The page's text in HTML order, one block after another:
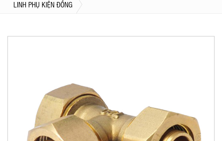
LINH PHỤ KIỆN ĐỒNG